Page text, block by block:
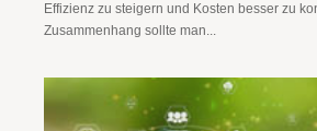
Effizienz zu steigern und Kosten besser zu
Zusammenhang sollte man...